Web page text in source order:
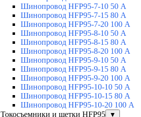
Шинопровод HFP95-7-10 50 А
Шинопровод HFP95-7-15 80 А
Шинопровод HFP95-7-20 100 А
Шинопровод HFP95-8-10 50 А
Шинопровод HFP95-8-15 80 А
Шинопровод HFP95-8-20 100 А
Шинопровод HFP95-9-10 50 А
Шинопровод HFP95-9-15 80 А
Шинопровод HFP95-9-20 100 А
Шинопровод HFP95-10-10 50 А
Шинопровод HFP95-10-15 80 А
Шинопровод HFP95-10-20 100 А
Токосъемники и щетки HFP95
▼